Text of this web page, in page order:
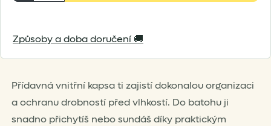
Přídavná vnitřní kapsa ti zajistí dokonalou organizaci
a ochranu drobností před vlhkostí. Do batohu ji
snadno přichytíš nebo sundáš díky praktickým
Pack
Pocket
Způsoby a doba doručení 🚚